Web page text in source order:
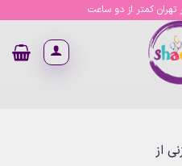
کمتر از دو ساعت